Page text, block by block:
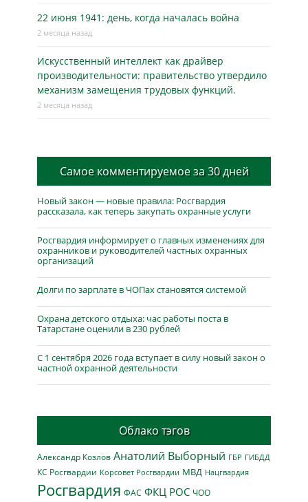
22 июня 1941: день, когда началась война
2 месяца назад
Искусственный интеллект как драйвер
производительности: правительство утвердило
механизм замещения трудовых функций.
2 месяца назад
Самое комментируемое за 30 дней
Новый закон — новые правила: Росгвардия
рассказала, как теперь закупать охранные услуги
Росгвардия информирует о главных изменениях для
охранников и руководителей частных охранных
организаций
Долги по зарплате в ЧОПах становятся системой
Охрана детского отдыха: час работы поста в
Татарстане оценили в 230 рублей
С 1 сентября 2026 года вступает в силу новый закон о
частной охранной деятельности
Облако тэгов
Александр Козлов Анатолий Выборный ГБР ГИБДД
КС Росгвардии Корсовет Росгвардии МВД Нацгвардия
Росгвардия ФАС ФКЦ РОС ЧОО